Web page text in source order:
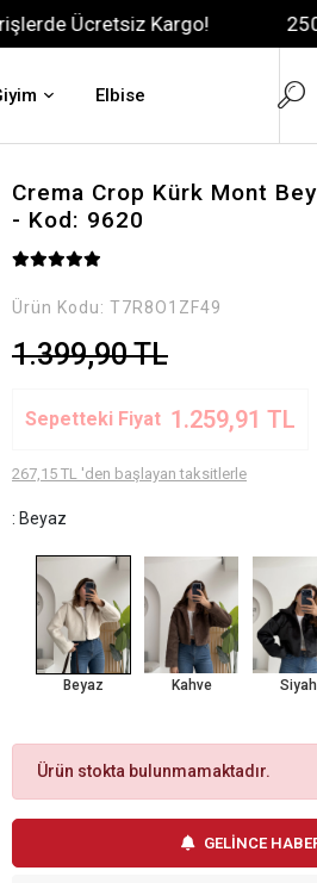
Kargo! 2500₺ Üzeri
Elbise
Crema Crop Kürk Mont
- Kod: 9620
Ürün Kodu: T7R8O1ZF49
1.399,90 TL
Sepetteki Fiyat 1.259,91 TL
267,15 TL 'den başlayan taksitlerle
: Beyaz
Beyaz Kahve Siyah
Ürün stokta bulunmamaktadır.
GELİNCE